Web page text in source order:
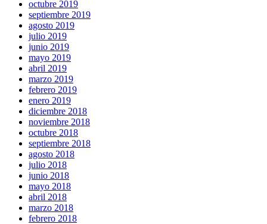
octubre 2019
septiembre 2019
agosto 2019
julio 2019
junio 2019
mayo 2019
abril 2019
marzo 2019
febrero 2019
enero 2019
diciembre 2018
noviembre 2018
octubre 2018
septiembre 2018
agosto 2018
julio 2018
junio 2018
mayo 2018
abril 2018
marzo 2018
febrero 2018